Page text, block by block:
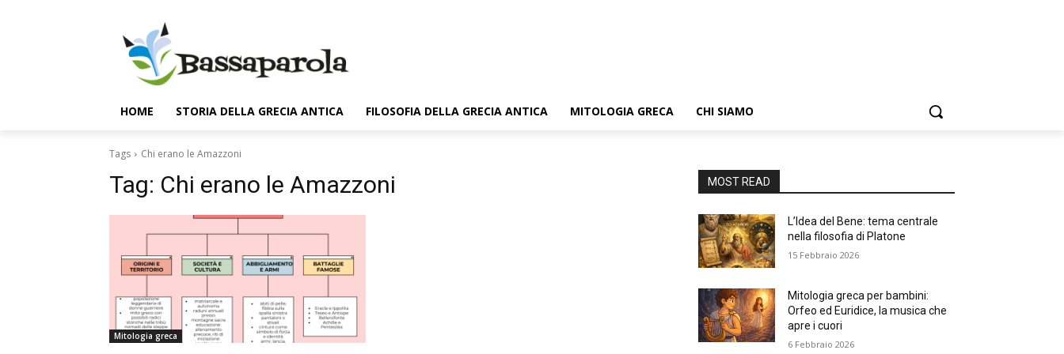
HOME STORIA DELLA GRECIA ANTICA FILOSOFIA DELLA GRECIA ANTICA MITOLOGIA GRECA CHI SIAMO
Tags Chi erano le Amazzoni
Tag: Chi erano le Amazzoni
Mitologia greca
MOST READ
L’Idea del Bene: tema centrale
nella filosofia di Platone
15 Febbraio 2026
Mitologia greca per bambini:
Orfeo ed Euridice, la musica che
apre i cuori
6 Febbraio 2026